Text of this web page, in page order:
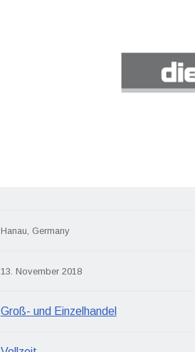
Hanau, Germany
13. November 2018
Groß- und Einzelhandel